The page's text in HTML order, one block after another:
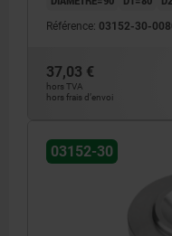
Référence: 03152-30-
37,03 €
hors TVA
hors frais d’envoi
03152-30